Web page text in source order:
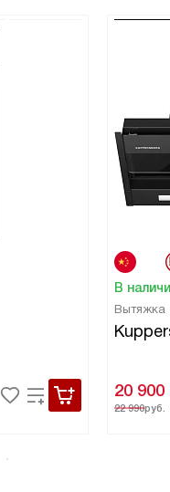
В
Вытяжка
20 900
22 990руб.